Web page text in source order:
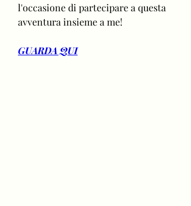
l'occasione di partecipare a questa
avventura insieme a me!
GUARDA QUI